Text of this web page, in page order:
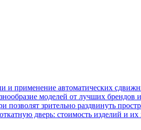
и применение автоматических
моделей от лучших брендов
позволят зрительно раздвинуть
дверь: стоимость изделий и их